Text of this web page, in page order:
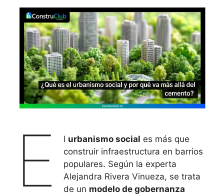
E l urbanismo social es más que
construir infraestructura en barrios
populares. Según la experta
Alejandra Rivera Vinueza, se trata
de un modelo de gobernanza